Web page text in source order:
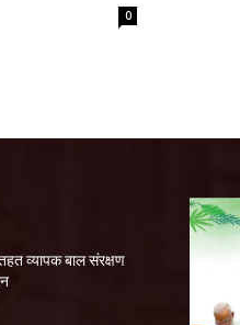
0
व्यापक बाल संरक्षण